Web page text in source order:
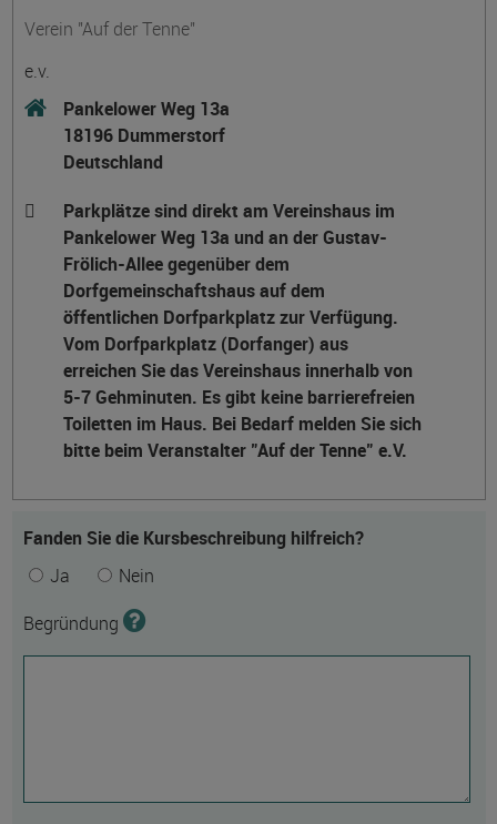
Verein "Auf der Tenne"
e.v.
Pankelower Weg 13a
18196 Dummerstorf
Deutschland
Parkplätze sind direkt am Vereinshaus im
Pankelower Weg 13a und an der Gustav-
Frölich-Allee gegenüber dem
Dorfgemeinschaftshaus auf dem
öffentlichen Dorfparkplatz zur Verfügung.
Vom Dorfparkplatz (Dorfanger) aus
erreichen Sie das Vereinshaus innerhalb von
5-7 Gehminuten. Es gibt keine barrierefreien
Toiletten im Haus. Bei Bedarf melden Sie sich
bitte beim Veranstalter "Auf der Tenne" e.V.
Fanden Sie die Kursbeschreibung hilfreich?
Ja
Nein
Begründung